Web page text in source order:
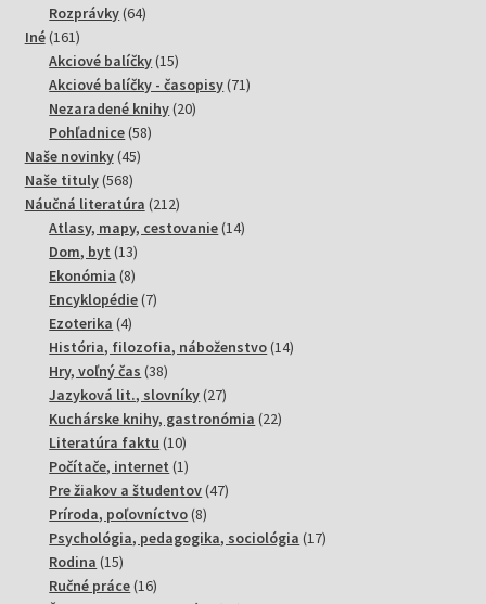
Rozprávky 6464
Iné 161161
produktov
Akciové balíčky 1515
produktov
Akciové balíčky - časopisy 7171
Nezaradené knihy 2020
Pohľadnice 5858
Naše novinky 4545
Naše tituly 568568
produktov
Náučná literatúra 212212
produktov
Atlasy, mapy, cestovanie 1414
Dom, byt 1313
produktov
Ekonómia 88
produktov
Encyklopédie 77
Ezoterika 44
produkty
História, filozofia, náboženstvo 1414
Hry, voľný čas 3838
produktov
Jazyková lit., slovníky 2727
produktov
Kuchárske knihy, gastronómia 2222
Literatúra faktu 1010
produktov
Počítače, internet 11
produkt
Pre žiakov a študentov 4747
Príroda, poľovníctvo 88
produktov
Psychológia, pedagogika, sociológia 1717
Rodina 1515
produktov
Ručné práce 1616